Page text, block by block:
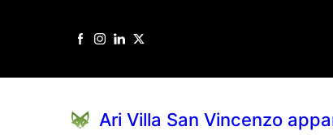
Ari Villa San Vincenzo